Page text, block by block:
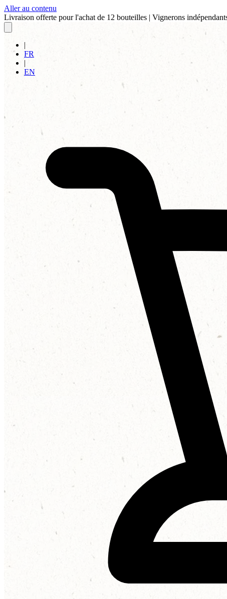
Aller au contenu
Livraison offerte pour l'achat de 12 bouteilles | Vignerons
|
FR
|
EN